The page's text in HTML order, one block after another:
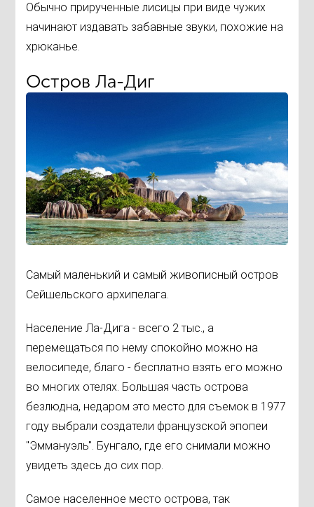
Обычно прирученные лисицы при виде чужих
начинают издавать забавные звуки, похожие на
хрюканье.
Остров Ла-Диг
Самый маленький и самый живописный остров
Сейшельского архипелага.
Население Ла-Дига - всего 2 тыс., а
перемещаться по нему спокойно можно на
велосипеде, благо - бесплатно взять его можно
во многих отелях. Большая часть острова
безлюдна, недаром это место для съемок в 1977
году выбрали создатели французской эпопеи
"Эммануэль". Бунгало, где его снимали можно
увидеть здесь до сих пор.
Самое населенное место острова, так